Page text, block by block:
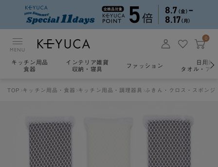
MENU
0
キッチン用品
食器
インテリア雑貨
収納・寝具
ファッション
日用雑
タオル・ア
TOP キッチン用品・食器 キッチン用品・調理器具 ふきん・クロス・スポンジ